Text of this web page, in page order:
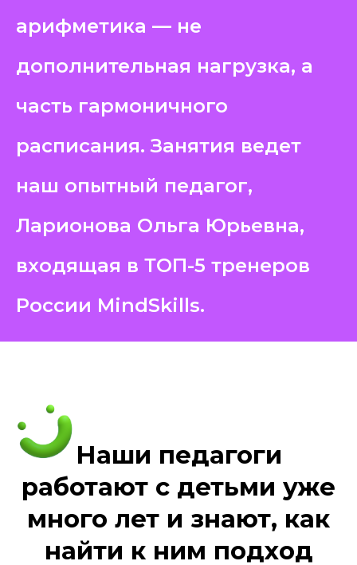
арифметика — не
дополнительная нагрузка, а
часть гармоничного
расписания. Занятия ведет
наш опытный педагог,
Ларионова Ольга Юрьевна,
входящая в ТОП-5 тренеров
России MindSkills.
+7
Пожалуйста, заполните форму
обратной связи
ЗАПИСАЛИСЬ НА
ПРОБНЫЙ УРОК?